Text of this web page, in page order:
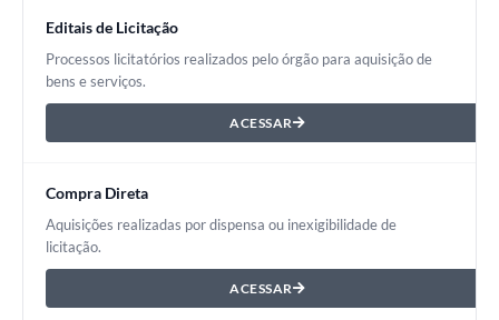
Editais de Licitação
Processos licitatórios realizados pelo órgão para aquisição de
bens e serviços.
ACESSAR
Compra Direta
Aquisições realizadas por dispensa ou inexigibilidade de
licitação.
ACESSAR